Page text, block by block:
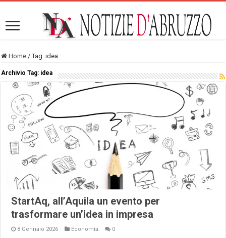
Home / Tag:idea
Archivio Tag: idea
StartAq, all’Aquila un evento per
trasformare un’idea in impresa
8 Gennaio 2026 Economia 0